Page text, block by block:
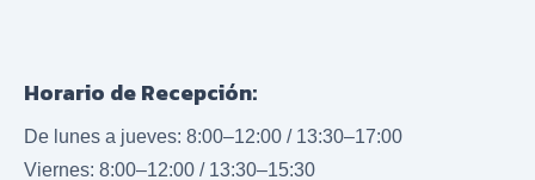
Horario de Recepción:
De lunes a jueves: 8:00–12:00 / 13:30–17:00
Viernes: 8:00–12:00 / 13:30–15:30